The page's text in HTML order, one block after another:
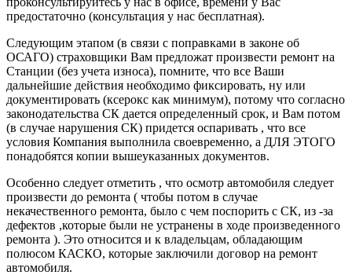
предостаточно (консультация у нас бесплатная).
Следующим этапом (в связи с поправками в законе об
ОСАГО) страховщики Вам предложат произвести ремонт на
Станции (без учета износа), помните, что все Ваши
дальнейшие действия необходимо фиксировать, ну или
документировать (ксерокс как минимум), потому что согласно
законодательства СК дается определенный срок, и Вам потом
(в случае нарушения СК) придется оспаривать , что все
условия Компания выполнила своевременно, а ДЛЯ ЭТОГО
понадобятся копии вышеуказанных документов.
Особенно следует отметить , что осмотр автомобиля следует
произвести до ремонта ( чтобы потом в случае
некачественного ремонта, было с чем поспорить с СК, из -за
дефектов ,которые были не устранены в ходе произведенного
ремонта ). Это относится и к владельцам, обладающим
полюсом КАСКО, которые заключили договор на ремонт
автомобиля.